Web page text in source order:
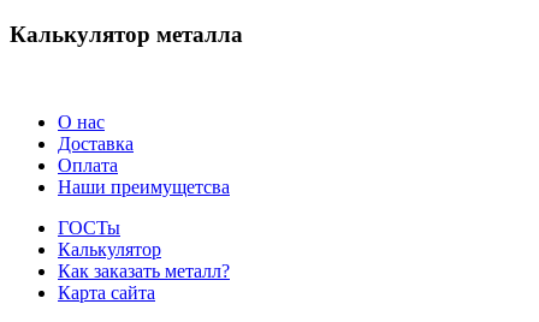
Калькулятор металла
О нас
Доставка
Оплата
Наши преимущетсва
ГОСТы
Калькулятор
Как заказать металл?
Карта сайта